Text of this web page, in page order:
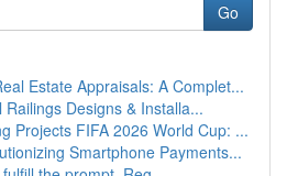
Go
Estate Appraisals: A Complet...
Railings Designs & Installa...
Projects FIFA 2026 World Cup: ...
Smartphone Payments...